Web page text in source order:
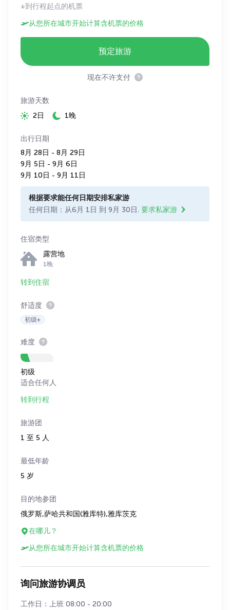
+到行程起点的机票
从您所在城市开始计算含机票的价格
预定旅游
现在不许支付
旅游天数
2日
1晚
出行日期
8月 28日 - 8月 29日
9月 5日 - 9月 6日
9月 10日 - 9月 11日
根据要求能任何日期安排私家游
任何日期：从6月 1日 到 9月 30日. 要求私家游
住宿类型
露营地
1晚
转到住宿
舒适度
初级+
难度
初级
适合任何人
转到行程
旅游团
1 至 5 人
最低年龄
5 岁
目的地参团
俄罗斯,萨哈共和国(雅库特),雅库茨克
在哪儿？
从您所在城市开始计算含机票的价格
询问旅游协调员
工作日：上班 08:00 - 20:00